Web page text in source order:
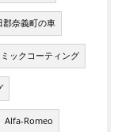
郡奈義町の車
ックコーティング
Alfa-Romeo